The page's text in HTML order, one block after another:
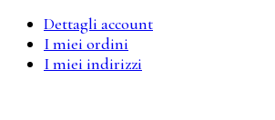
Dettagli account
I miei ordini
I miei indirizzi